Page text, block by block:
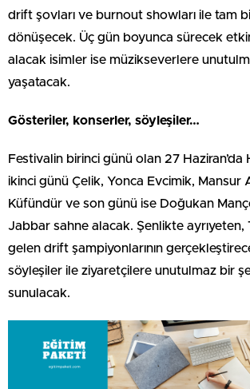
drift şovları ve burnout showları ile tam
dönüşecek. Üç gün boyunca sürecek
alacak isimler ise müzikseverlere
yaşatacak.
Gösteriler, konserler, söyleşiler…
Festivalin birinci günü olan 27 Haziran’da
ikinci günü Çelik, Yonca Evcimik, Mansur
Küfündür ve son günü ise Doğukan
Jabbar sahne alacak. Şenlikte ayrıyeten,
gelen drift şampiyonlarının
söyleşiler ile ziyaretçilere unutulmaz bir
sunulacak.